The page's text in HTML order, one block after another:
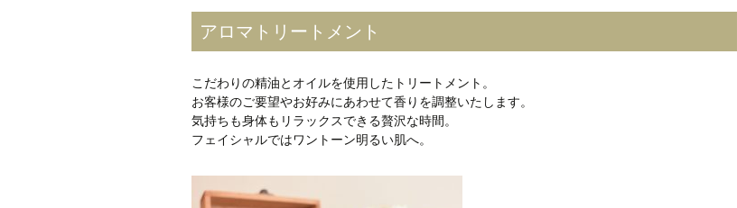
アロマトリートメント
こだわりの精油とオイルを使用したトリートメント。
お客様のご要望やお好みにあわせて香りを調整いたします。
気持ちも身体もリラックスできる贅沢な時間。
フェイシャルではワントーン明るい肌へ。